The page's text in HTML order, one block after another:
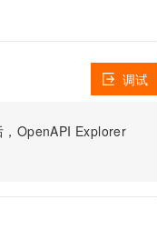
，OpenAPI Explorer
调试
从文本、图片、视频中提取结构化的属性信息